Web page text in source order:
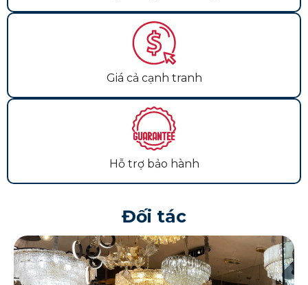
Giá cả cạnh tranh
Hỗ trợ bảo hành
Đối tác